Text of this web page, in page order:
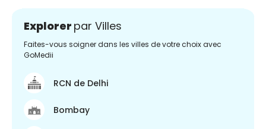
Explorer par Villes
Faites-vous soigner dans les villes de votre choix avec
GoMedii
RCN de Delhi
Bombay